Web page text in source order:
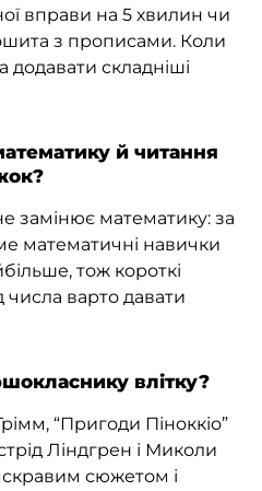
вправи на 5 хвилин чи
з прописами. Коли
додавати складніші
й читання
замінює математику: за
математичні навички
тож короткі
числа варто давати
влітку?
“Пригоди Піноккіо”
Ліндгрен і Миколи
сюжетом і